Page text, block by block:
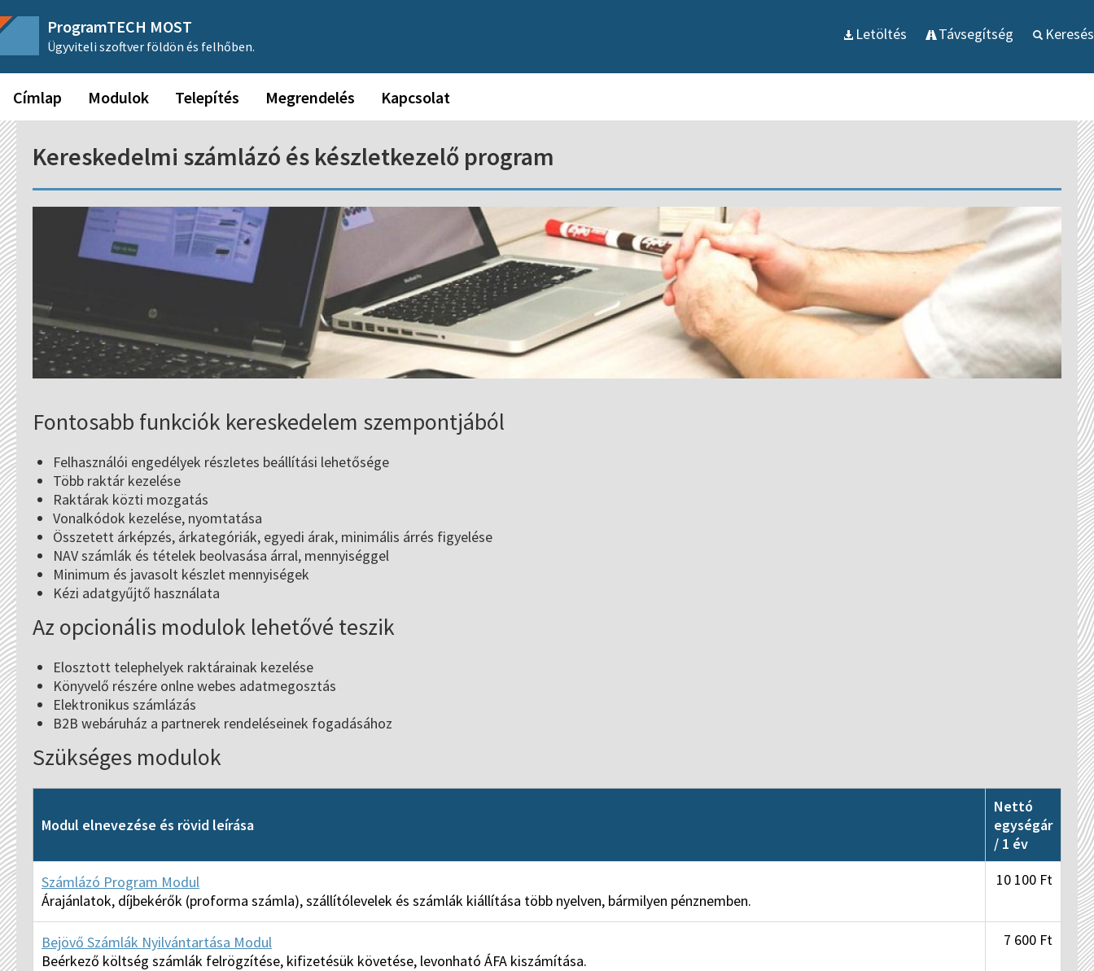
ProgramTECH MOST
Ügyviteli szoftver földön és felhőben.
Letöltés Távsegítség Keresés
Címlap Modulok Telepítés Megrendelés Kapcsolat
Kereskedelmi számlázó és készletkezelő program
Fontosabb funkciók kereskedelem szempontjából
Felhasználói engedélyek részletes beállítási lehetősége
Több raktár kezelése
Raktárak közti mozgatás
Vonalkódok kezelése, nyomtatása
Összetett árképzés, árkategóriák, egyedi árak, minimális árrés figyelése
NAV számlák és tételek beolvasása árral, mennyiséggel
Minimum és javasolt készlet mennyiségek
Kézi adatgyűjtő használata
Az opcionális modulok lehetővé teszik
Elosztott telephelyek raktárainak kezelése
Könyvelő részére onlne webes adatmegosztás
Elektronikus számlázás
B2B webáruház a partnerek rendeléseinek fogadásához
Szükséges modulok
Modul elnevezése és rövid leírása
Nettó
egységár
/ 1 év
Számlázó Program Modul
Árajánlatok, díjbekérők (proforma számla), szállítólevelek és számlák kiállítása több nyelven, bármilyen pénznemben.
10 100 Ft
Bejövő Számlák Nyilvántartása Modul
Beérkező költség számlák felrögzítése, kifizetésük követése, levonható ÁFA kiszámítása.
7 600 Ft